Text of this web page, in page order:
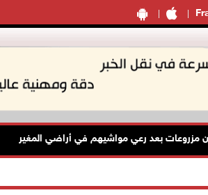
بعد رعي مواشيهم في أراضي المغير